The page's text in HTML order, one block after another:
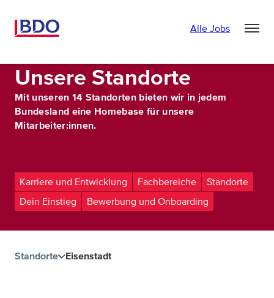
Alle Jobs
Unsere Standorte
Mit unseren 14 Standorten bieten wir in jedem
Bundesland eine Homebase für unsere
Mitarbeiter:innen.
Dein Einstieg Bewerbung und Onboarding
Karriere und Entwicklung Fachbereiche Standorte
Standorte Eisenstadt